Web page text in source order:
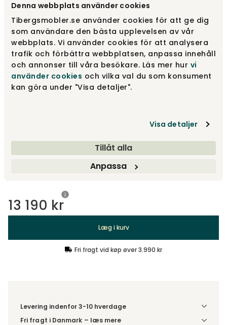
Denna webbplats använder cookies
Tibergsmobler.se använder cookies för att ge dig
som användare den bästa upplevelsen av vår
webbplats. Vi använder cookies för att analysera
trafik och förbättra webbplatsen, anpassa innehåll
och annonser till våra besökare. Läs mer hur vi
använder cookies och vilka val du som konsument
kan göra under "Visa detaljer".
Visa detaljer
Tillåt alla
Anpassa
Vælg farveSpisebord 180x95 cm | Hvidolieret Eg
Spisebord 180x95 cm | Hvidolieret Eg 13 190 kr
13 190 kr
Læg i kurv
Fri fragt vid køp øver 3.990 kr
Levering indenfor 3-10 hverdage
Fri fragt i Danmark – læs mere